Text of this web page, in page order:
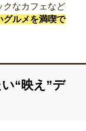
クなカフェなど
グルメを満喫で
“映え”デ